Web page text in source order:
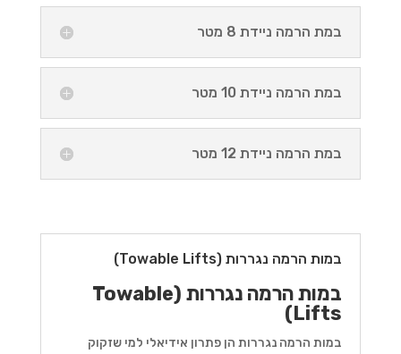
במת הרמה ניידת 8 מטר
במת הרמה ניידת 10 מטר
במת הרמה ניידת 12 מטר
במות הרמה נגררות (Towable Lifts)
במות הרמה נגררות (Towable
Lifts)
במות הרמה נגררות הן פתרון אידיאלי למי שזקוק